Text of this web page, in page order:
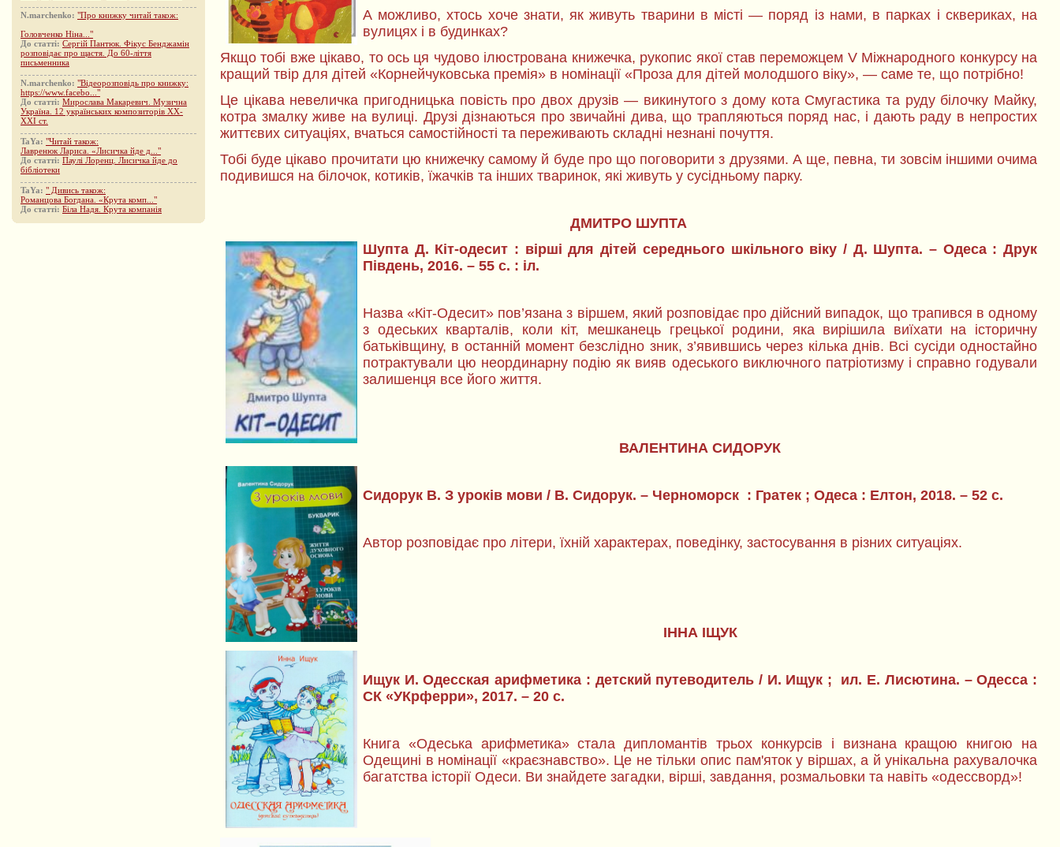
N.marchenko: "Про книжку читай також:
Головченко Ніна..."
До статті: Сергій Пантюк. Фікус Бенджамін
розповідає про щастя. До 60-ліття
письменника
N.marchenko: "Відеорозповідь про книжку:
https://www.facebo..."
До статті: Мирослава Макаревич. Музична
Україна. 12 українських композиторів XX-
XXI ст.
TaYa: "Читай також:
Лавренюк Лариса. «Лисичка йде д..."
До статті: Паулі Лоренц. Лисичка йде до
бібліотеки
TaYa: " Дивись також:
Романцова Богдана. «Крута комп..."
До статті: Біла Надя. Крута компанія
А можливо, хтось хоче знати, як живуть тварини в місті — поряд із нами, в парках і сквериках, на
вулицях і в будинках?
Якщо тобі вже цікаво, то ось ця чудово ілюстрована книжечка, рукопис якої став переможцем V Міжнародного конкурсу на
кращий твір для дітей «Корнейчуковська премія» в номінації «Проза для дітей молодшого віку», — саме те, що потрібно!
Це цікава невеличка пригодницька повість про двох друзів — викинутого з дому кота Смугастика та руду білочку Майку,
котра змалку живе на вулиці. Друзі дізнаються про звичайні дива, що трапляються поряд нас, і дають раду в непростих
життєвих ситуаціях, вчаться самостійності та переживають складні незнані почуття.
Тобі буде цікаво прочитати цю книжечку самому й буде про що поговорити з друзями. А ще, певна, ти зовсім іншими очима
подивишся на білочок, котиків, їжачків та інших тваринок, які живуть у сусідньому парку.
ДМИТРО ШУПТА
Шупта Д. Кіт-одесит : вірші для дітей середнього шкільного віку / Д. Шупта. – Одеса : Друк
Південь, 2016. – 55 с. : іл.
Назва «Кіт-Одесит» пов’язана з віршем, який розповідає про дійсний випадок, що трапився в одному
з одеських кварталів, коли кіт, мешканець грецької родини, яка вирішила виїхати на історичну
батьківщину, в останній момент безслідно зник, з’явившись через кілька днів. Всі сусіди одностайно
потрактували цю неординарну подію як вияв одеського виключного патріотизму і справно годували
залишенця все його життя.
ВАЛЕНТИНА СИДОРУК
Сидорук В. З уроків мови / В. Сидорук. – Черноморск : Гратек ; Одеса : Елтон, 2018. – 52 с.
Автор розповідає про літери, їхній характерах, поведінку, застосування в різних ситуаціях.
ІННА ІЩУК
Ищук И. Одесская арифметика : детский путеводитель / И. Ищук ; ил. Е. Лисютина. – Одесса :
СК «УКрферри», 2017. – 20 с.
Книга «Одеська арифметика» стала дипломантів трьох конкурсів і визнана кращою книгою на
Одещині в номінації «краєзнавство». Це не тільки опис пам'яток у віршах, а й унікальна рахувалочка
багатства історії Одеси. Ви знайдете загадки, вірші, завдання, розмальовки та навіть «одессворд»!